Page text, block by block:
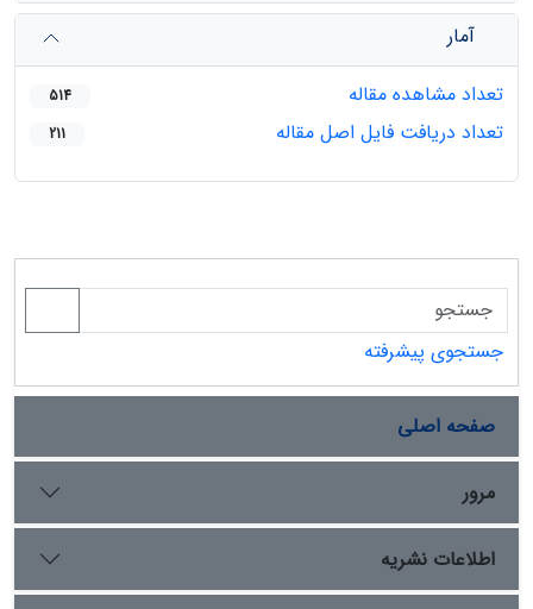
آمار
تعداد مشاهده مقاله
514
تعداد دریافت فایل اصل مقاله 211
جستجوی پیشرفته
صفحه اصلی
مرور
اطلاعات نشریه